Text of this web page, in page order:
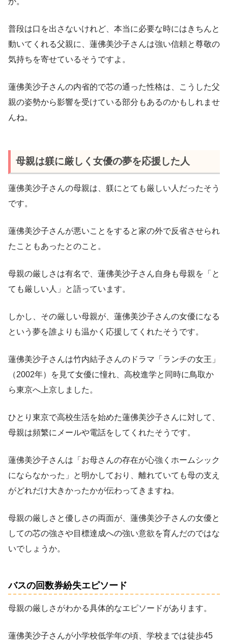
普段は口を出さないけれど、本当に必要な時にはきちんと
動いてくれる父親に、蓮佛美沙子さんは強い信頼と尊敬の
気持ちを寄せているそうですよ。
蓮佛美沙子さんの内省的で芯の通った性格は、こうした父
親の姿勢から影響を受けている部分もあるのかもしれませ
んね。
母親は躾に厳しく女優の夢を応援した人
蓮佛美沙子さんの母親は、躾にとても厳しい人だったそう
です。
蓮佛美沙子さんが悪いことをすると家の外で反省させられ
たこともあったとのこと。
母親の厳しさは有名で、蓮佛美沙子さん自身も母親を「と
ても厳しい人」と語っています。
しかし、その厳しい母親が、蓮佛美沙子さんの女優になる
という夢を誰よりも温かく応援してくれたそうです。
蓮佛美沙子さんは竹内結子さんのドラマ「ランチの女王」
（2002年）を見て女優に憧れ、高校進学と同時に鳥取か
ら東京へ上京しました。
ひとり東京で高校生活を始めた蓮佛美沙子さんに対して、
母親は頻繁にメールや電話をしてくれたそうです。
蓮佛美沙子さんは「お母さんの存在が心強くホームシック
にならなかった」と明かしており、離れていても母の支え
がどれだけ大きかったかが伝わってきますね。
母親の厳しさと優しさの両面が、蓮佛美沙子さんの女優と
しての芯の強さや目標達成への強い意欲を育んだのではな
いでしょうか。
バスの回数券紛失エピソード
母親の厳しさがわかる具体的なエピソードがあります。
蓮佛美沙子さんが小学校低学年の頃、学校までは徒歩45